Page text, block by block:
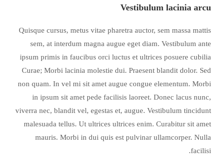
Vestibulum lacinia arcu
Quisque cursus, metus vitae pharetra auctor, sem massa mattis
sem, at interdum magna augue eget diam. Vestibulum ante
ipsum primis in faucibus orci luctus et ultrices posuere cubilia
Curae; Morbi lacinia molestie dui. Praesent blandit dolor. Sed
non quam. In vel mi sit amet augue congue elementum. Morbi
in ipsum sit amet pede facilisis laoreet. Donec lacus nunc,
viverra nec, blandit vel, egestas et, augue. Vestibulum tincidunt
malesuada tellus. Ut ultrices ultrices enim. Curabitur sit amet
mauris. Morbi in dui quis est pulvinar ullamcorper. Nulla
facilisi.